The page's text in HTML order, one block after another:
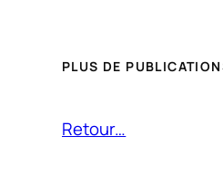
PLUS DE
Retour…